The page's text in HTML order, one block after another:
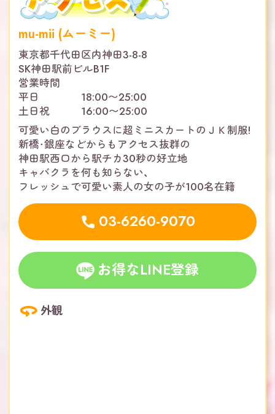
mu-mii (ムーミー)
東京都千代田区内神田3-8-8
SK神田駅前ビルB1F
営業時間
平日 18:00〜25:00
土日祝 16:00〜25:00
可愛い白のブラウスに超ミニスカートのＪＫ制服!
新橋・銀座などからもアクセス抜群の
神田駅西口から駅チカ30秒の好立地
キャバクラを何も知らない、
フレッシュで可愛い素人の女の子が100名在籍
03-6260-9070
お得なLINE登録
外観